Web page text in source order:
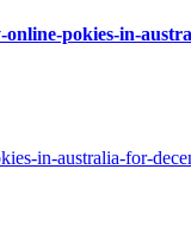
pokies-in-
in-australia-for-